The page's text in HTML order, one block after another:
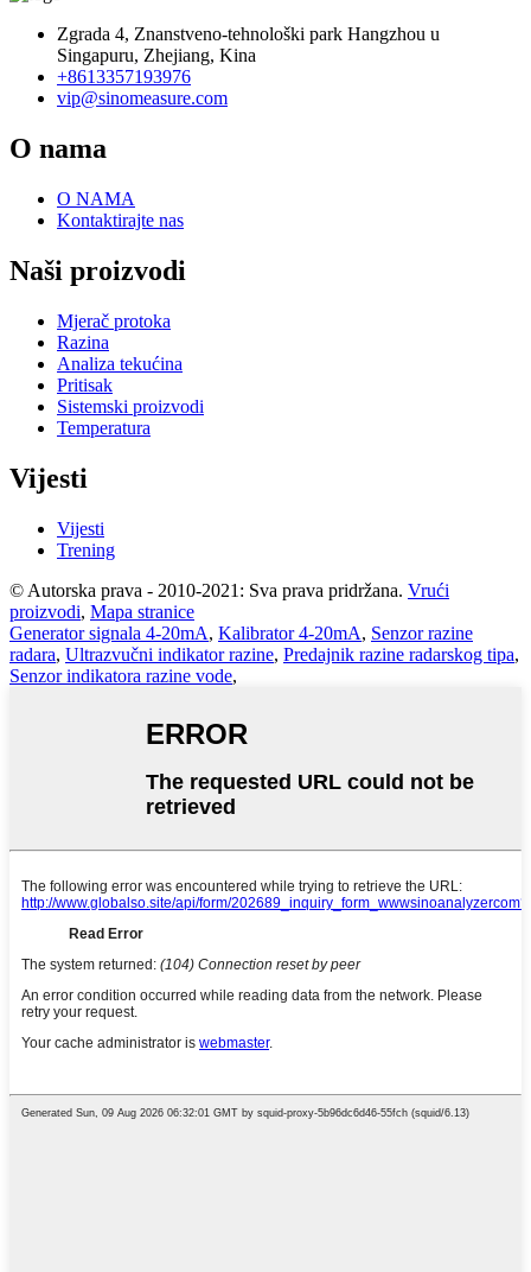
Zgrada 4, Znanstveno-tehnološki park Hangzhou u
Singapuru, Zhejiang, Kina
+8613357193976
vip@sinomeasure.com
O nama
O NAMA
Kontaktirajte nas
Naši proizvodi
Mjerač protoka
Razina
Analiza tekućina
Pritisak
Sistemski proizvodi
Temperatura
Vijesti
Vijesti
Trening
© Autorska prava - 2010-2021: Sva prava pridržana. Vrući
proizvodi, Mapa stranice
Generator signala 4-20mA, Kalibrator 4-20mA, Senzor razine
radara, Ultrazvučni indikator razine, Predajnik razine radarskog tipa,
Senzor indikatora razine vode,